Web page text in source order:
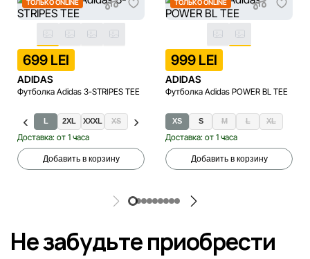
ТОЛЬКО ONLINE
699 LEI
ADIDAS
Футболка Adidas 3-STRIPES TEE
L 2XL XXXL XS S
Доставка: от 1 часа
Добавить в корзину
ТОЛЬКО ONLINE
999 LEI
ADIDAS
Футболка Adidas POWER BL TEE
XS S M L XL
Доставка: от 1 часа
Добавить в корзину
Не забудьте приобрести